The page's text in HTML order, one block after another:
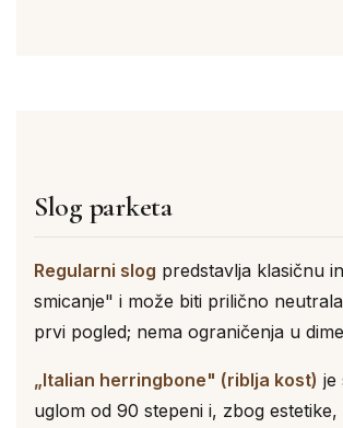
Slog parketa
Regularni slog predstavlja klasičnu
smicanje" i može biti prilično
prvi pogled; nema ograničenja u
„Italian herringbone" (riblja kost) je
uglom od 90 stepeni i, zbog